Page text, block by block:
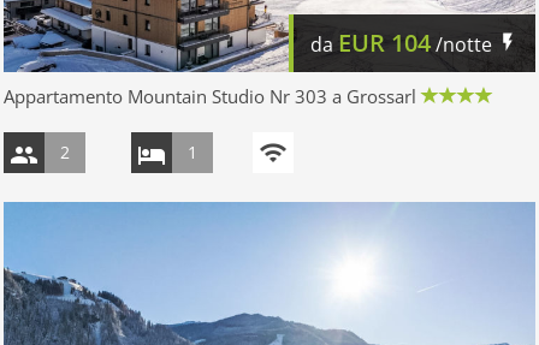
da EUR 104/notte
Appartamento Mountain Studio Nr 303 a Grossarl
2 1